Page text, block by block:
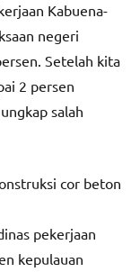
Kabuena-
negeri
Setelah kita
2 persen
salah
cor beton
pekerjaan
kepulauan